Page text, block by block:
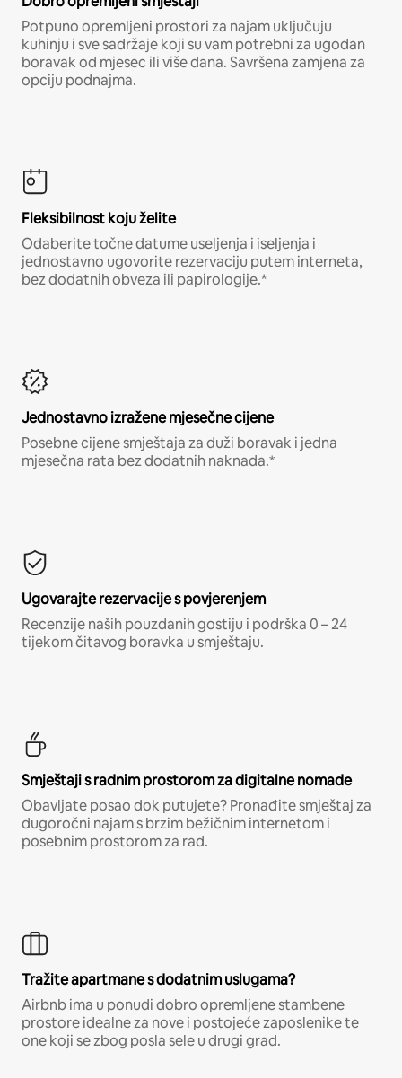
Potpuno opremljeni prostori za najam uključuju
kuhinju i sve sadržaje koji su vam potrebni za ugodan
boravak od mjesec ili više dana. Savršena zamjena za
opciju podnajma.
Fleksibilnost koju želite
Odaberite točne datume useljenja i iseljenja i
jednostavno ugovorite rezervaciju putem interneta,
bez dodatnih obveza ili papirologije.*
Jednostavno izražene mjesečne cijene
Posebne cijene smještaja za duži boravak i jedna
mjesečna rata bez dodatnih naknada.*
Ugovarajte rezervacije s povjerenjem
Recenzije naših pouzdanih gostiju i podrška 0 – 24
tijekom čitavog boravka u smještaju.
Smještaji s radnim prostorom za digitalne nomade
Obavljate posao dok putujete? Pronađite smještaj za
dugoročni najam s brzim bežičnim internetom i
posebnim prostorom za rad.
Tražite apartmane s dodatnim uslugama?
Airbnb ima u ponudi dobro opremljene stambene
prostore idealne za nove i postojeće zaposlenike te
one koji se zbog posla sele u drugi grad.